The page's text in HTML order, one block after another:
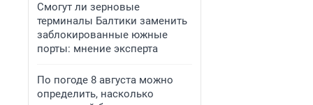
Смогут ли зерновые
терминалы Балтики заменить
заблокированные южные
порты: мнение эксперта
По погоде 8 августа можно
определить, насколько